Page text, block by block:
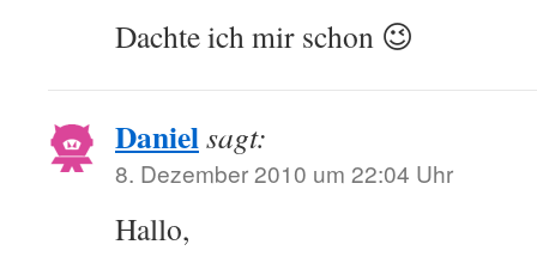
Dachte ich mir schon 😉
Danielsagt:
8. Dezember 2010 um 22:04 Uhr
Hallo,